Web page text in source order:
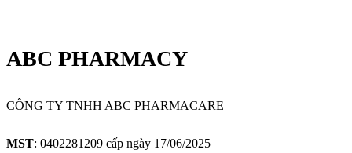
ABC PHARMACY
CÔNG TY TNHH ABC PHARMACARE
MST: 0402281209 cấp ngày 17/06/2025